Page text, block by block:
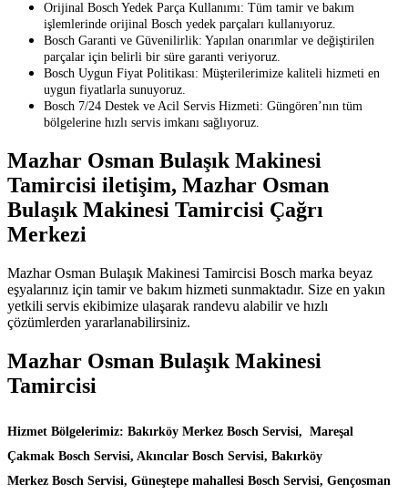
Orijinal Bosch Yedek Parça Kullanımı: Tüm tamir ve bakım
işlemlerinde orijinal Bosch yedek parçaları kullanıyoruz.
Bosch Garanti ve Güvenilirlik: Yapılan onarımlar ve değiştirilen
parçalar için belirli bir süre garanti veriyoruz.
Bosch Uygun Fiyat Politikası: Müşterilerimize kaliteli hizmeti en
uygun fiyatlarla sunuyoruz.
Bosch 7/24 Destek ve Acil Servis Hizmeti: Güngören’nın tüm
bölgelerine hızlı servis imkanı sağlıyoruz.
Mazhar Osman Bulaşık Makinesi
Tamircisi iletişim, Mazhar Osman
Bulaşık Makinesi Tamircisi Çağrı
Merkezi
Mazhar Osman Bulaşık Makinesi Tamircisi Bosch marka beyaz
eşyalarınız için tamir ve bakım hizmeti sunmaktadır. Size en yakın
yetkili servis ekibimize ulaşarak randevu alabilir ve hızlı
çözümlerden yararlanabilirsiniz.
Mazhar Osman Bulaşık Makinesi
Tamircisi
Hizmet Bölgelerimiz: Bakırköy Merkez Bosch Servisi, Mareşal
Çakmak Bosch Servisi, Akıncılar Bosch Servisi, Bakırköy
Merkez Bosch Servisi, Güneştepe mahallesi Bosch Servisi, Gençosman